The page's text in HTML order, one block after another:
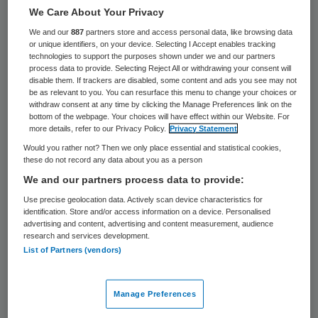
Een kleine groep patiënten met coeliakie
(glutenintolerantie) ontwikkelt een
agressieve vorm van witte bloedcelkanker.
Onderzoekers van het Leids Universitair
Medisch Centrum (LUMC) hebben
vastgesteld dat de gluten cellen van het
immuunsysteem stoffen laten produceren
die kunnen bijdragen aan het ontstaan van
deze dodelijke bloedkanker.
“Het immuunsysteem wordt alom gezien als
een bondgenoot in de strijd tegen kanker,
onderzoeksleider Jeroen van Bergen.
We Care About Your Privacy
We and our887 partners store and access personal data, like browsing data
or unique identifiers, on your device. Selecting I Accept enables tracking
technologies to support the purposes shown under we and our partners
process data to provide. Selecting Reject All or withdrawing your consent will
disable them. If trackers are disabled, some content and ads you see may not
be as relevant to you. You can resurface this menu to change your choices or
withdraw consent at any time by clicking the Manage Preferences link on the
bottom of the webpage. Your choices will have effect within our Website. For
more details, refer to our Privacy Policy.
Privacy Statement
Would you rather not? Then we only place essential and statistical cookies,
these do not record any data about you as a person
We and our partners process data to provide:
Use precise geolocation data. Actively scan device characteristics for
identification. Store and/or access information on a device. Personalised
advertising and content, advertising and content measurement, audience
research and services development.
List of Partners (vendors)
Manage Preferences